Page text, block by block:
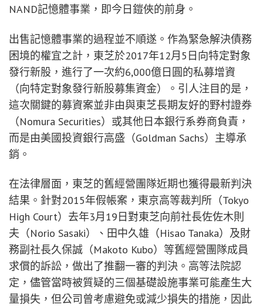
NAND記憶體事業，即今日鎧俠的前身。
出售記憶體事業的過程並不順遂。作為緊急解決債務
困境的權宜之計，東芝於2017年12月5日向特定對象
發行新股，進行了一次約6,000億日圓的私募增資
（向特定對象發行新股募集資金）。引人注目的是，
這次關鍵的募資案並非由與東芝長期友好的野村證券
（Nomura Securities）或其他日本銀行系券商負責，
而是由美國投資銀行高盛（Goldman Sachs）主導承
銷。
在法律層面，東芝的舊經營團隊近期也獲得最新判決
結果。針對2015年假帳案，東京高等裁判所（Tokyo
High Court）去年3月19日對東芝向前社長佐佐木則
夫（Norio Sasaki）、田中久雄（Hisao Tanaka）及財
務副社長久保誠（Makoto Kubo）等舊經營團隊成員
求償的訴訟，做出了推翻一審的判決。高等法院認
定，儘管當時被質疑的三個基礎設施事業可能產生大
量損失，但公司曾考慮避免或減少損失的措施，因此